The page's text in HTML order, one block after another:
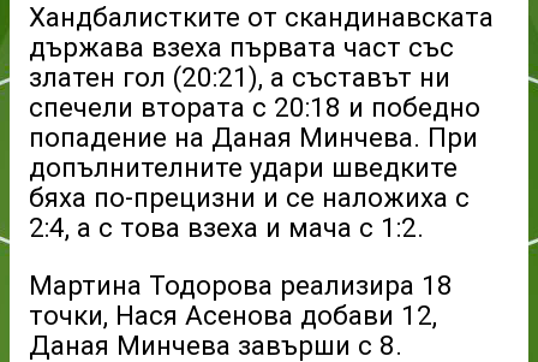
Хандбалистките от скандинавската
държава взеха първата част със
златен гол (20:21), а съставът ни
спечели втората с 20:18 и победно
попадение на Даная Минчева. При
допълнителните удари шведките
бяха по-прецизни и се наложиха с
2:4, а с това взеха и мача с 1:2.
Мартина Тодорова реализира 18
точки, Нася Асенова добави 12,
Даная Минчева завърши с 8.